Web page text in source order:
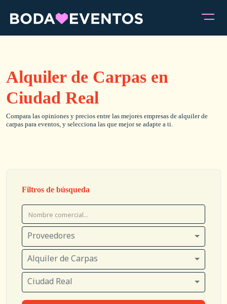
Alquiler de Carpas en
Ciudad Real
Compara las opiniones y precios entre las mejores empresas de alquiler de
carpas para eventos, y selecciona las que mejor se adapte a ti.
Filtros de búsqueda
Proveedores
Alquiler de Carpas
Ciudad Real